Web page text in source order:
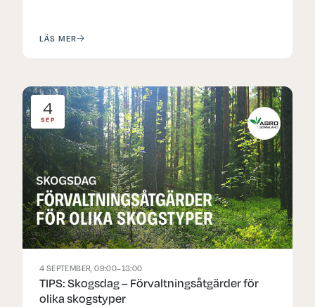
LÄS MER
4
SEP
4 SEPTEMBER, 09:00–13:00
TIPS: Skogsdag – Förvaltningsåtgärder för
olika skogstyper